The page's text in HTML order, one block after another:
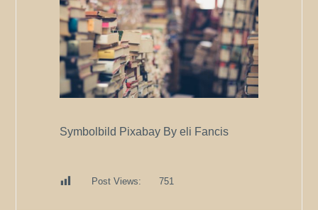
Symbolbild Pixabay By eli Fancis
Post Views: 751